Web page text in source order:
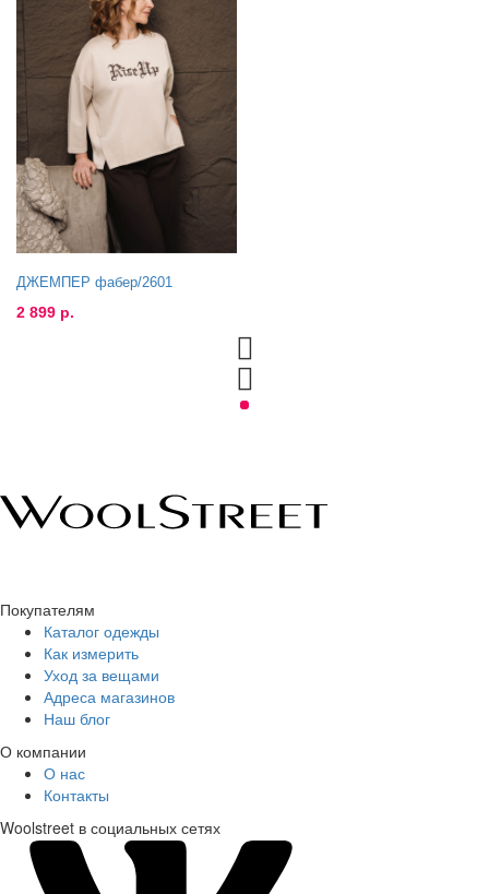
ДЖЕМПЕР фабер/2601
2 899 р.
Покупателям
Каталог одежды
Как измерить
Уход за вещами
Адреса магазинов
Наш блог
О компании
О нас
Контакты
Woolstreet в социальных сетях